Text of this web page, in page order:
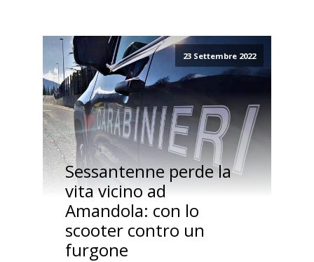
23 Settembre 2022
Sessantenne perde la
vita vicino ad
Amandola: con lo
scooter contro un
furgone